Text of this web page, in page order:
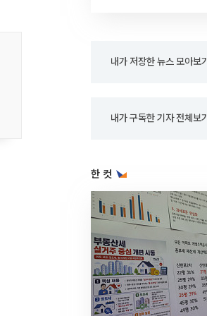
내가 저장한 뉴스 모아보기
내가 구독한 기자 전체보기
한 컷